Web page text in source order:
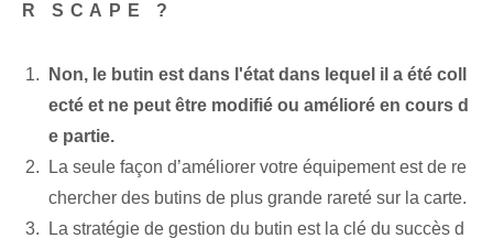
R SCAPE ?
Non, le butin est dans l'état dans lequel il a été coll
ecté et ne peut être modifié ou amélioré en cours d
e partie.
La seule façon d’améliorer votre équipement est de re
chercher des butins de plus grande rareté sur la carte.
La stratégie de gestion du butin est la clé du succès d